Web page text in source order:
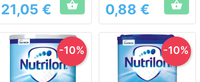
Prix
21,05 €  Prix
0,88 € 
-10% -10%